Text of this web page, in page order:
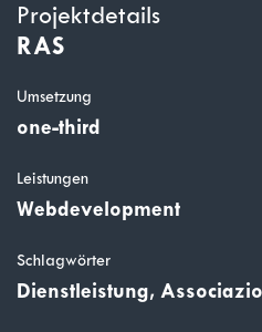
Projektdetails
RAS
Umsetzung
one-third
Leistungen
Webdevelopment
Schlagwörter
Dienstleistung,